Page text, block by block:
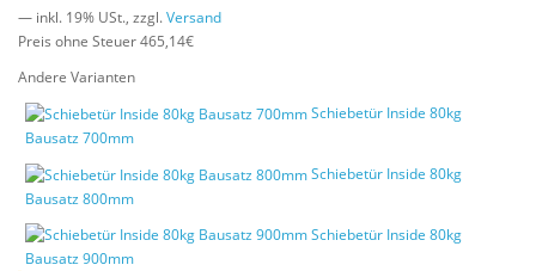
— inkl. 19% USt., zzgl.Versand
Preis ohne Steuer 465,14€
Andere Varianten
Schiebetür Inside 80kg
Bausatz 700mm
Schiebetür Inside 80kg
Bausatz 800mm
Schiebetür Inside 80kg
Bausatz 900mm